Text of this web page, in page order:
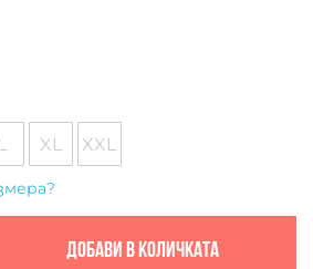
L XL XXL
Добави в количката